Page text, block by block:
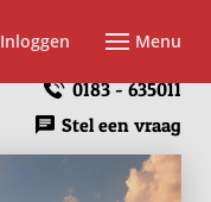
Inloggen Menu
0183 - 635011
Stel een vraag